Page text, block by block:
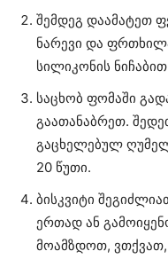
შემდეგ დაამატეთ
ნარევი და
სილიკონის
საცხობ ფომაში
გაათანაბრეთ.
გაცხელებულ
20 წუთი.
ბისკვიტი
ერთად ან
მოამზდოთ,